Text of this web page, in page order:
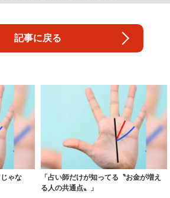
記事に戻る
ゃな
「占い師だけが知ってる〝お金が増え
る人の共通点〟」